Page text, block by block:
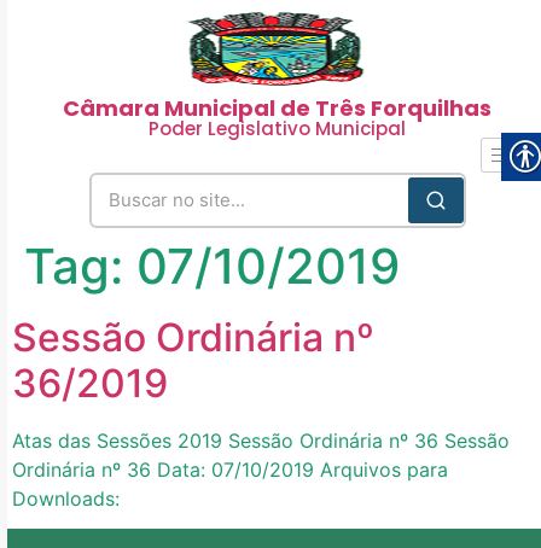
Câmara Municipal de Três Forquilhas
Poder Legislativo Municipal
Tag: 07/10/2019
Sessão Ordinária nº
36/2019
Atas das Sessões 2019 Sessão Ordinária nº 36 Sessão
Ordinária nº 36 Data: 07/10/2019 Arquivos para
Downloads: